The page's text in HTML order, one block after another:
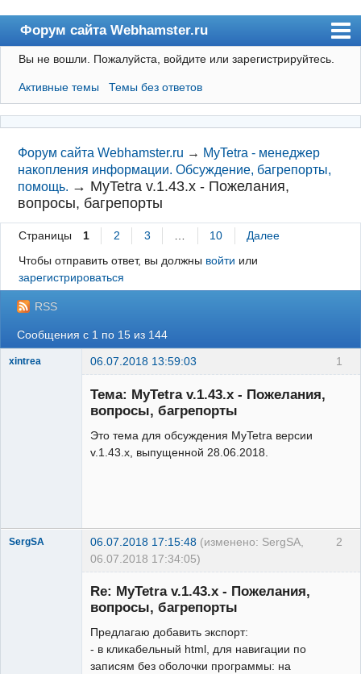
Форум сайта Webhamster.ru
Форум
Пользователи
Поиск
Регистрация
Вход
Webhamster.ru
Вы не вошли. Пожалуйста, войдите или зарегистрируйтесь.
Активные темы Темы без ответов
Форум сайта Webhamster.ru → MyTetra - менеджер
накопления информации. Обсуждение, багрепорты,
помощь. → MyTetra v.1.43.x - Пожелания,
вопросы, багрепорты
Страницы 1 2 3 … 10
Далее
Чтобы отправить ответ, вы должны войти или
зарегистрироваться
RSS
Сообщения с 1 по 15 из 144
1
xintrea 06.07.2018 13:59:03
Тема: MyTetra v.1.43.x - Пожелания,
вопросы, багрепорты
Это тема для обсуждения MyTetra версии
v.1.43.x, выпущенной 28.06.2018.
2
SergSA 06.07.2018 17:15:48 (изменено: SergSA,
06.07.2018 17:34:05)
Re: MyTetra v.1.43.x - Пожелания,
вопросы, багрепорты
Предлагаю добавить экспорт:
- в кликабельный html, для навигации по
записям без оболочки программы: на